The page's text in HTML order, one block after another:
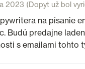
2023 (Dopyt už bol
na písanie
Budú predajne
s emailami tohto